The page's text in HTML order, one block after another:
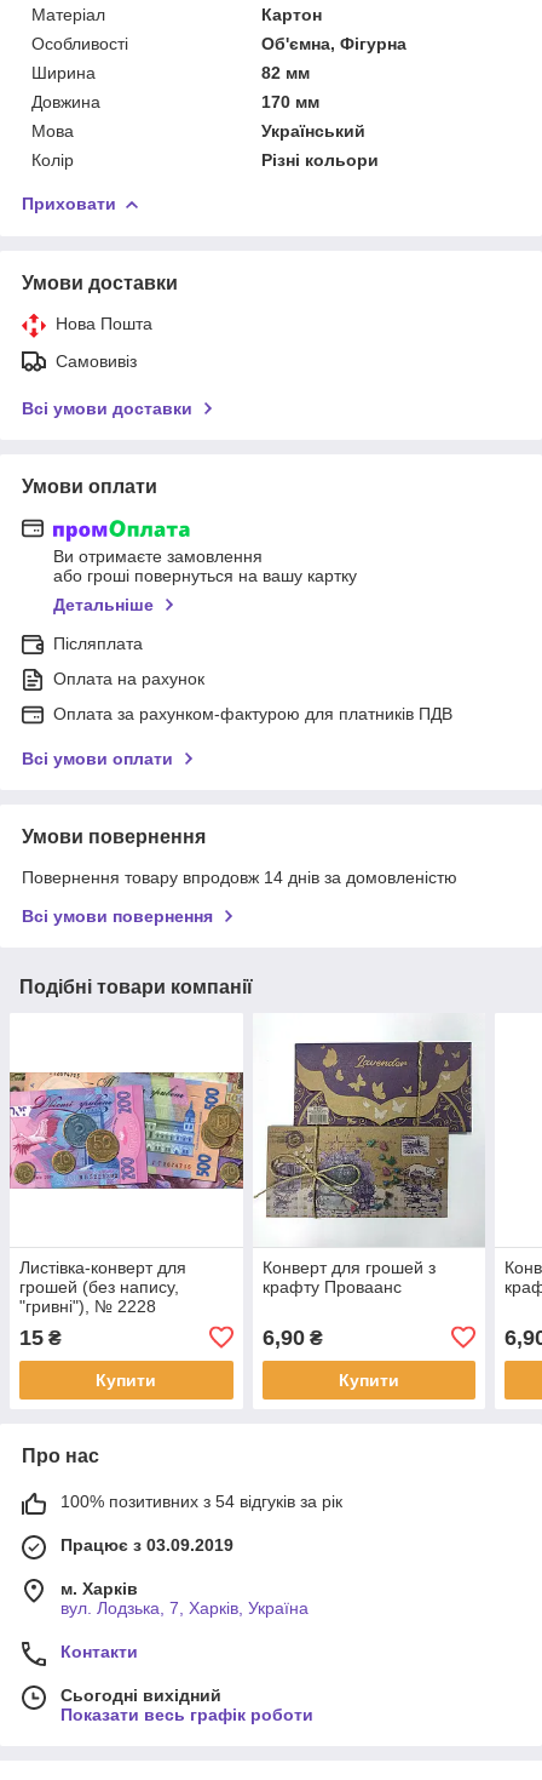
Матеріал
Картон
Особливості
Об'ємна, Фігурна
Ширина
82 мм
Довжина
170 мм
Мова
Український
Колір
Різні кольори
Приховати
Умови доставки
Нова Пошта
Самовивіз
Всі умови доставки
Умови оплати
Ви отримаєте замовлення
або гроші повернуться на вашу картку
Детальніше
Післяплата
Оплата на рахунок
Оплата за рахунком-фактурою для платників ПДВ
Всі умови оплати
Умови повернення
Повернення товару впродовж 14 днів за домовленістю
Всі умови повернення
Подібні товари компанії
Листівка-конверт для
грошей (без напису,
"гривні"), № 2228
15 ₴
Купити
Конверт для грошей з
крафту Проваанс
6,90₴
Купити
Про нас
100% позитивних з 54 відгуків за рік
Працює з 03.09.2019
м. Харків
вул. Лодзька, 7, Харків, Україна
Контакти
Сьогодні вихідний
Показати весь графік роботи